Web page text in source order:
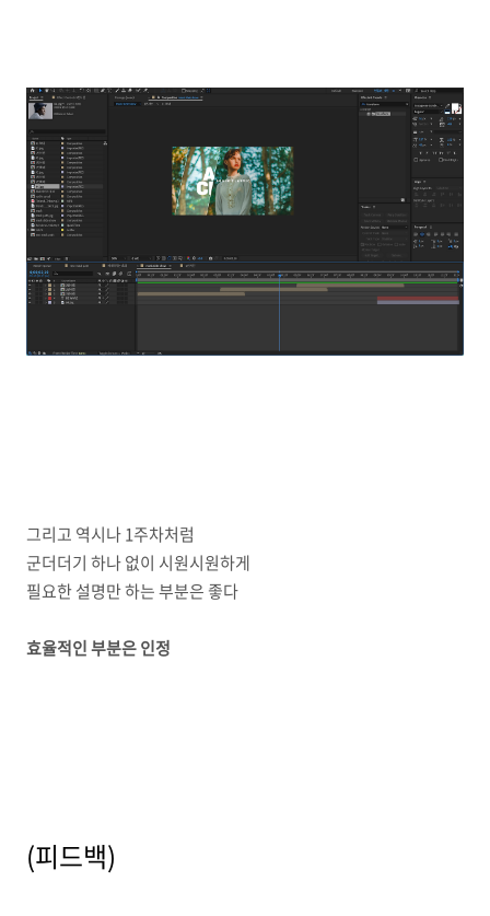
그리고 역시나 1주차처럼
군더더기 하나 없이 시원시원하게
필요한 설명만 하는 부분은 좋다
효율적인 부분은 인정
(피드백)